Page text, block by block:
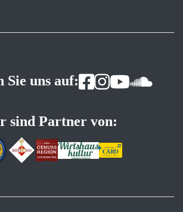
Sie uns auf:
sind Partner von: